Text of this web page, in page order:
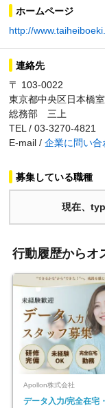
ホームページ
http://
連絡先
〒 103-0022
東京都中央区日本橋
総務部 三上
TEL / 03-3270-4821
E-mail / 企業に問い合
募集している職種
現在、
行動履歴からオ
Apollon株式会社
データ入力/完全在宅